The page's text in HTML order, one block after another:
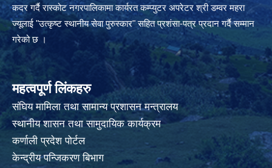
कदर गर्दै रास्कोट नगरपालिकामा कार्यरत कम्प्युटर अपरेटर श्री डम्वर महरा
ज्यूलाई "उत्कृष्ट स्थानीय सेवा पुरुस्कार" सहित प्रशंसा-पत्र प्रदान गर्दै सम्मान
गरेको छ ।
महत्वपूर्ण लिंकहरु
संघिय मामिला तथा सामान्य प्रशासन मन्त्रालय
स्थानीय शासन तथा सामुदायिक कार्यक्रम
कर्णाली प्रदेश पोर्टल
केन्द्रीय पन्जिकरण बिभाग